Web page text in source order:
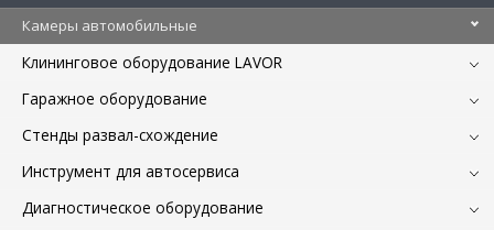
Камеры автомобильные
Клининговое оборудование LAVOR
Гаражное оборудование
Стенды развал-схождение
Инструмент для автосервиса
Диагностическое оборудование